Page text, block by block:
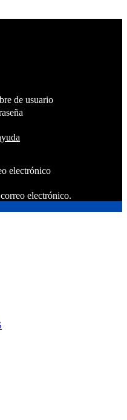
de usuario
electrónico
electrónico.